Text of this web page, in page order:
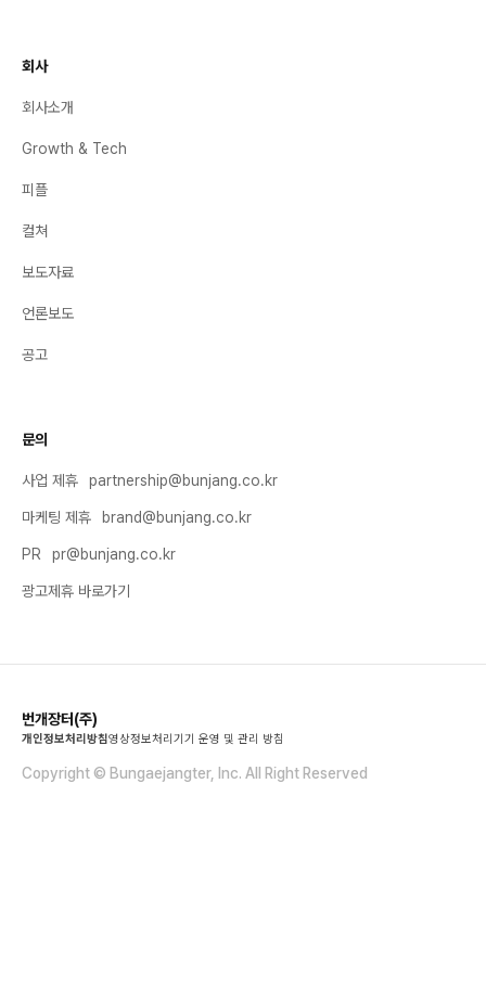
회사
회사소개
Growth & Tech
피플
컬쳐
보도자료
언론보도
공고
문의
사업 제휴 partnership@bunjang.co.kr
마케팅 제휴 brand@bunjang.co.kr
PR pr@bunjang.co.kr
광고제휴 바로가기
번개장터(주)
개인정보처리방침영상정보처리기기 운영 및 관리 방침
Copyright © Bungaejangter, Inc. All Right Reserved